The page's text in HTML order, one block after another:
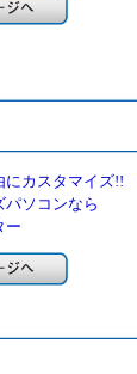
にカスタマイズ!!
ソコンなら
ー